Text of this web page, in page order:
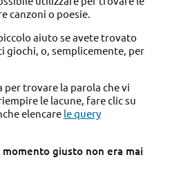
canzoni o poesie.
aiuto se avete trovato
giochi, o, semplicemente, per
trovare la parola che vi
le lacune, fare clic su
elencare le query
giusto non era mai